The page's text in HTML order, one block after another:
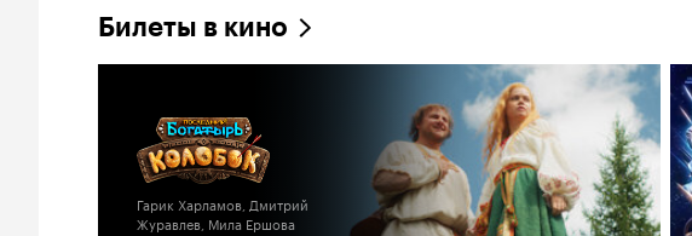
Билеты в кино
Гарик Харламов, Дмитрий
Журавлев, Мила Ершова